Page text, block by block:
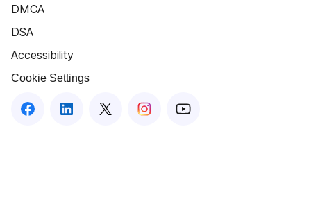
DMCA
DSA
Accessibility
Cookie Settings